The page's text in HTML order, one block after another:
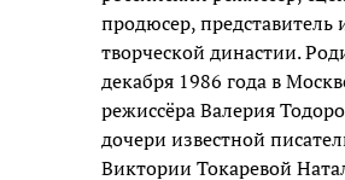
продюсер, представитель
творческой династии.
декабря 1986 года в
режиссёра Валерия
дочери известной
Виктории Токаревой